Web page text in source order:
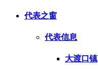
代表之窗
代表信息
大渡口镇